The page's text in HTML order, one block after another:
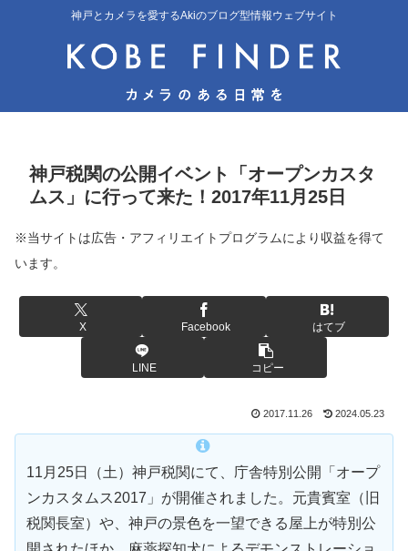
神戸とカメラを愛するAkiのブログ型情報ウェブサイト
神戸税関の公開イベント「オープンカスタ
ムス」に行って来た！2017年11月25日
※当サイトは広告・アフィリエイトプログラムにより収益を得て
います。
X Facebook はてブ
LINE コピー
2017.11.26 2024.05.23
11月25日（土）神戸税関にて、庁舎特別公開「オープ
ンカスタムス2017」が開催されました。元貴賓室（旧
税関長室）や、神戸の景色を一望できる屋上が特別公